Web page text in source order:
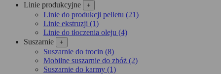
Linie produkcyjne
+
Linie do produkcji pelletu (21)
Linie ekstruzji (1)
Linie do tłoczenia oleju (4)
Suszarnie
+
Suszarnie do trocin (8)
Mobilne suszarnie do zbóż (2)
Suszarnie do karmy (1)